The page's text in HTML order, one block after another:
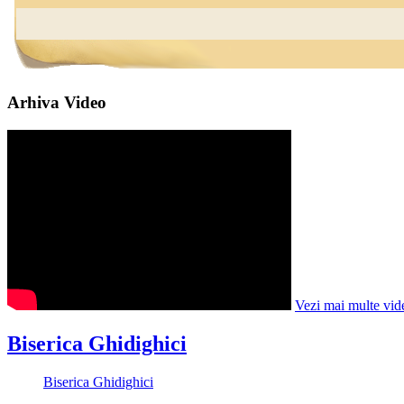
Arhiva Video
Vezi mai multe
Biserica Ghidighici
Biserica Ghidighici